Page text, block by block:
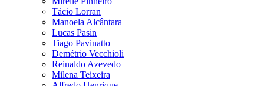
Tácio Lorran
Manoela Alcântara
Lucas Pasin
Tiago Pavinatto
Demétrio Vecchioli
Reinaldo Azevedo
Milena Teixeira